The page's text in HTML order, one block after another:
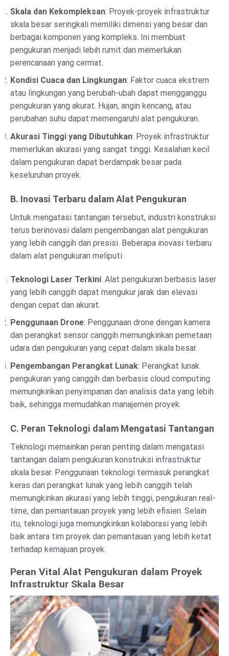
Skala dan Kekompleksan: Proyek-proyek infrastruktur
skala besar seringkali memiliki dimensi yang besar dan
berbagai komponen yang kompleks. Ini membuat
pengukuran menjadi lebih rumit dan memerlukan
perencanaan yang cermat.
Kondisi Cuaca dan Lingkungan: Faktor cuaca ekstrem
atau lingkungan yang berubah-ubah dapat mengganggu
pengukuran yang akurat. Hujan, angin kencang, atau
perubahan suhu dapat memengaruhi alat pengukuran.
Akurasi Tinggi yang Dibutuhkan: Proyek infrastruktur
memerlukan akurasi yang sangat tinggi. Kesalahan kecil
dalam pengukuran dapat berdampak besar pada
keseluruhan proyek.
B. Inovasi Terbaru dalam Alat Pengukuran
Untuk mengatasi tantangan tersebut, industri konstruksi
terus berinovasi dalam pengembangan alat pengukuran
yang lebih canggih dan presisi. Beberapa inovasi terbaru
dalam alat pengukuran meliputi:
Teknologi Laser Terkini: Alat pengukuran berbasis laser
yang lebih canggih dapat mengukur jarak dan elevasi
dengan cepat dan akurat.
Penggunaan Drone: Penggunaan drone dengan kamera
dan perangkat sensor canggih memungkinkan pemetaan
udara dan pengukuran yang cepat dalam skala besar.
Pengembangan Perangkat Lunak: Perangkat lunak
pengukuran yang canggih dan berbasis cloud computing
memungkinkan penyimpanan dan analisis data yang lebih
baik, sehingga memudahkan manajemen proyek.
C. Peran Teknologi dalam Mengatasi Tantangan
Teknologi memainkan peran penting dalam mengatasi
tantangan dalam pengukuran konstruksi infrastruktur
skala besar. Penggunaan teknologi termasuk perangkat
keras dan perangkat lunak yang lebih canggih telah
memungkinkan akurasi yang lebih tinggi, pengukuran real-
time, dan pemantauan proyek yang lebih efisien. Selain
itu, teknologi juga memungkinkan kolaborasi yang lebih
baik antara tim proyek dan pemantauan yang lebih ketat
terhadap kemajuan proyek.
Peran Vital Alat Pengukuran dalam Proyek
Infrastruktur Skala Besar